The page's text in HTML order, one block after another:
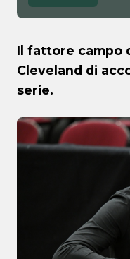
Il fattore campo
Cleveland di
serie.